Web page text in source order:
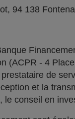
94 138
(ACPR - 4
de
et la
le conseil en